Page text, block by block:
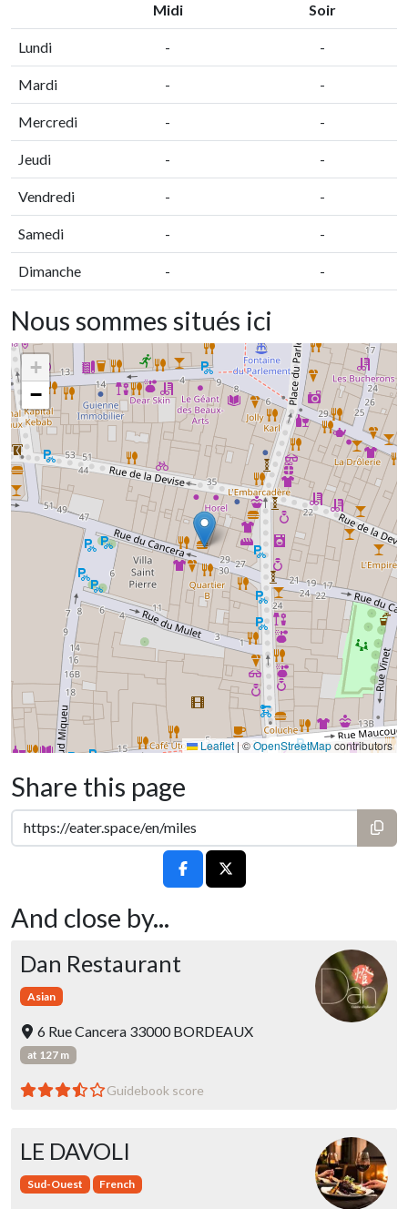
Midi Soir
Lundi - -
Mardi - -
Mercredi - -
Jeudi - -
Vendredi - -
Samedi - -
Dimanche - -
Nous sommes situés ici
+
−
Leaflet |©OpenStreetMapcontributors
Share this page
And close by...
Dan Restaurant
Asian
6 Rue Cancera 33000 BORDEAUX
at 127 m
Guidebook score
LE DAVOLI
Sud-Ouest French